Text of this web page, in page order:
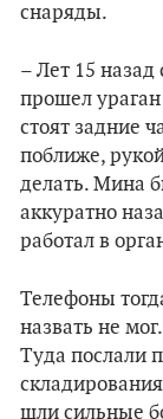
снаряды.
– Лет 15
прошел
стоят задние
поближе,
делать. Мина
аккуратно
работал в
Телефоны
назвать не
Туда послали
шли сильные